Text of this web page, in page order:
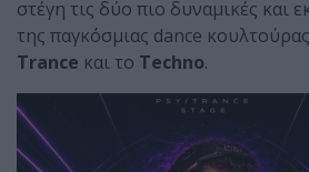
στέγη τις δύο πιο δυναμικές και
της παγκόσμιας dance
Trance και το Techno.